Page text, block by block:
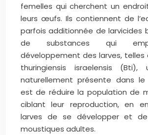
femelles qui cherchent un
leurs œufs. Ils contiennent de
parfois additionnée de larvicides
de substances qui
développement des larves, telles
thuringiensis israelensis (Bti),
naturellement présente dans le
est de réduire la population de
ciblant leur reproduction, en
larves de se développer et
moustiques adultes.